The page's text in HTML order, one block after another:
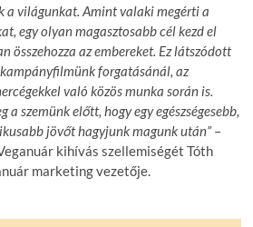
a világunkat. Amint valaki megérti a
egy olyan magasztosabb cél kezd el
összehozza az embereket. Ez látszódott
forgatásánál, az
való közös munka során is.
a szemünk előtt, hogy egy egészségesebb,
jövőt hagyjunk magunk után”–
kihívás szellemiségét Tóth
marketing vezetője.